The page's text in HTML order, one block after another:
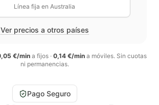
Línea fija en Australia
Ver precios a otros países
€/mina fijos· 0,14 €/mina móviles. Sin cuotas
ni permanencias.
Pago Seguro